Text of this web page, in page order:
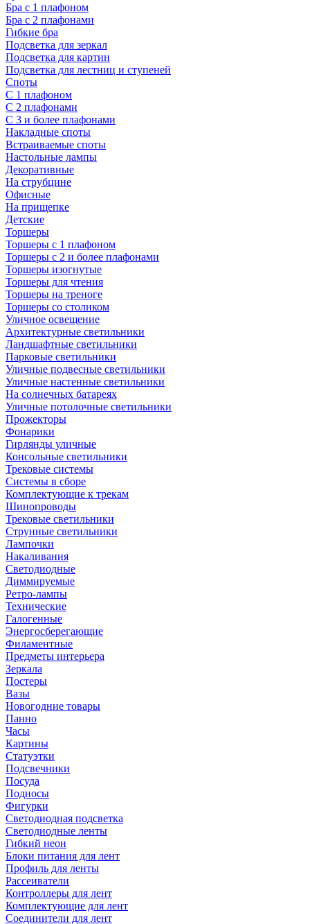
Бра с 1 плафоном
Бра с 2 плафонами
Гибкие бра
Подсветка для зеркал
Подсветка для картин
Подсветка для лестниц и ступеней
Споты
С 1 плафоном
С 2 плафонами
С 3 и более плафонами
Накладные споты
Встраиваемые споты
Настольные лампы
Декоративные
На струбцине
Офисные
На прищепке
Детские
Торшеры
Торшеры с 1 плафоном
Торшеры с 2 и более плафонами
Торшеры изогнутые
Торшеры для чтения
Торшеры на треноге
Торшеры со столиком
Уличное освещение
Архитектурные светильники
Ландшафтные светильники
Парковые светильники
Уличные подвесные светильники
Уличные настенные светильники
На солнечных батареях
Уличные потолочные светильники
Прожекторы
Фонарики
Гирлянды уличные
Консольные светильники
Трековые системы
Системы в сборе
Комплектующие к трекам
Шинопроводы
Трековые светильники
Струнные светильники
Лампочки
Накаливания
Светодиодные
Диммируемые
Ретро-лампы
Технические
Галогенные
Энергосберегающие
Филаментные
Предметы интерьера
Зеркала
Постеры
Вазы
Новогодние товары
Панно
Часы
Картины
Статуэтки
Подсвечники
Посуда
Подносы
Фигурки
Светодиодная подсветка
Светодиодные ленты
Гибкий неон
Блоки питания для лент
Профиль для ленты
Рассеиватели
Контроллеры для лент
Комплектующие для лент
Соединители для лент